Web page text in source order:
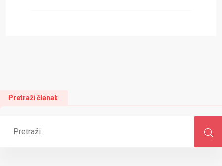
Pretraži članak